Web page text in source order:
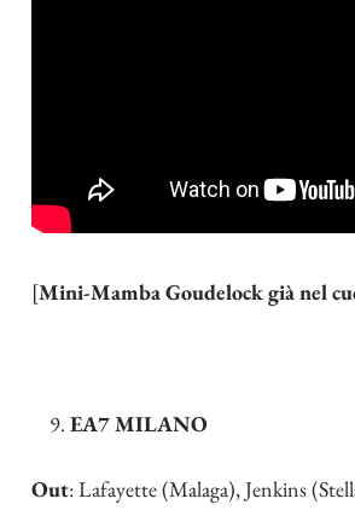
[Mini-Mamba Goudelock già nel
EA7 MILANO
Out: Lafayette (Malaga), Jenkins